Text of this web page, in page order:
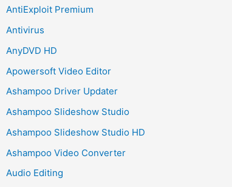
AntiExploit Premium
Antivirus
AnyDVD HD
Apowersoft Video Editor
Ashampoo Driver Updater
Ashampoo Slideshow Studio
Ashampoo Slideshow Studio HD
Ashampoo Video Converter
Audio Editing